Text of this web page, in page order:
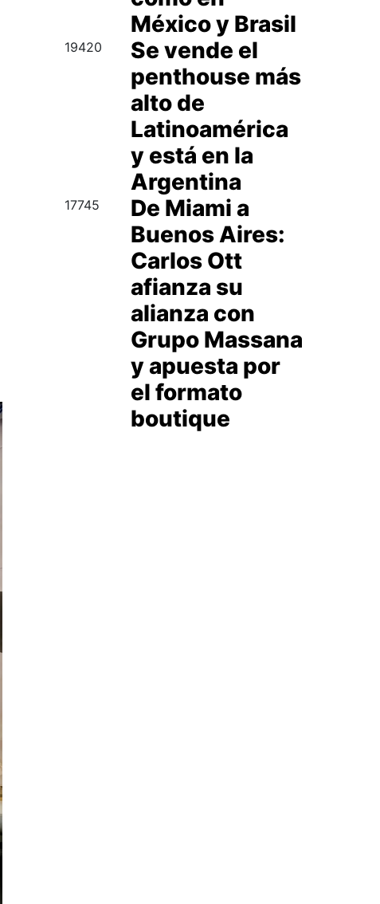
México y Brasil
19420
Se vende el
penthouse más
alto de
Latinoamérica
y está en la
Argentina
17745
De Miami a
Buenos Aires:
Carlos Ott
afianza su
alianza con
Grupo Massana
y apuesta por
el formato
boutique